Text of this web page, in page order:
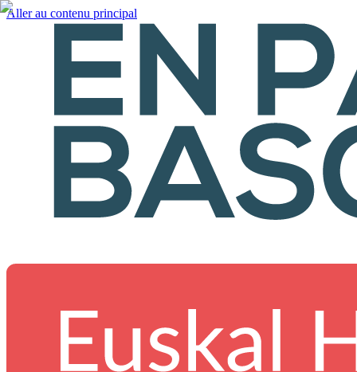
Aller au contenu principal